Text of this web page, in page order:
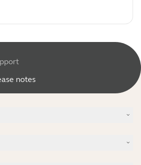
notes